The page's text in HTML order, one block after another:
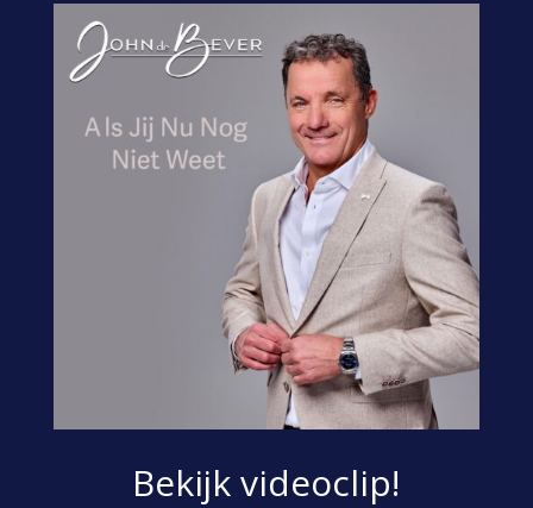
Bekijk videoclip!